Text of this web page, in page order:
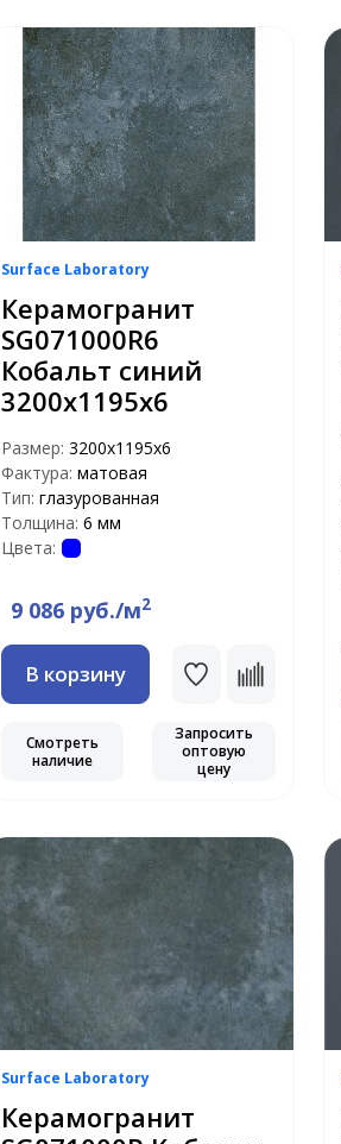
Surface Laboratory
Керамогранит
SG071000R6
Кобальт синий
3200х1195х6
Размер: 3200х1195х6
Фактура: матовая
Тип: глазурованная
Толщина: 6 мм
Цвета:
9 086 руб./м2
В корзину
Смотреть
наличие
Запросить
оптовую
цену
Surface Laboratory
Керамогранит